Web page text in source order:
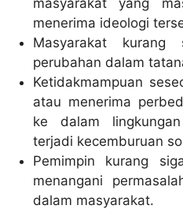
menerima ideologi
Masyarakat kurang
perubahan dalam
Ketidakmampuan
atau menerima
ke dalam
terjadi kecemburuan
Pemimpin kurang
menangani
dalam masyarakat.